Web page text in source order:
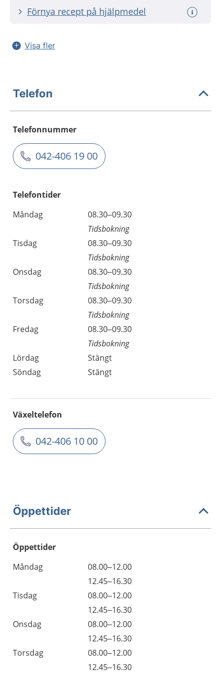
Förnya recept på hjälpmedel
Visa fler
Telefon
Telefonnummer
042-406 19 00
Telefontider
Måndag
08.30–09.30
Tidsbokning
Tisdag
08.30–09.30
Tidsbokning
Onsdag
08.30–09.30
Tidsbokning
Torsdag
08.30–09.30
Tidsbokning
Fredag
08.30–09.30
Tidsbokning
Lördag
Stängt
Söndag
Stängt
Växeltelefon
042-406 10 00
Öppettider
Öppettider
Dag
Öppettider
Kommentarer
Måndag
08.00–12.00
12.45–16.30
Tisdag
08.00–12.00
12.45–16.30
Onsdag
08.00–12.00
12.45–16.30
Torsdag
08.00–12.00
12.45–16.30